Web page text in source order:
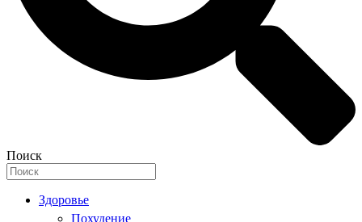
Поиск
Здоровье
Похудение